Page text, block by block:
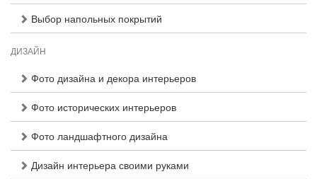
Выбор напольных покрытий
ДИЗАЙН
Фото дизайна и декора интерьеров
Фото исторических интерьеров
Фото ландшафтного дизайна
Дизайн интерьера своими руками